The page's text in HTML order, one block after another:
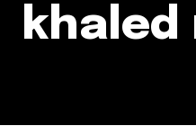
khaled